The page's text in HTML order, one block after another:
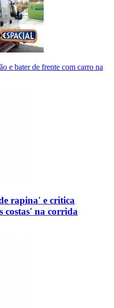
e bater de frente com carro na
rapina' e critica
costas' na corrida